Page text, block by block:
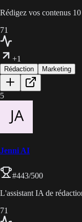
Rédigez vos contenus
71
+1
Rédaction Marketing
5
Jenni AI
#443/500
L'assistant IA de
71